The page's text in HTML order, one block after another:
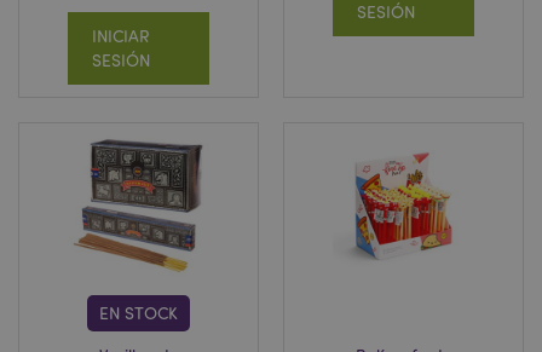
INICIAR
SESIÓN
SESIÓN
EN STOCK